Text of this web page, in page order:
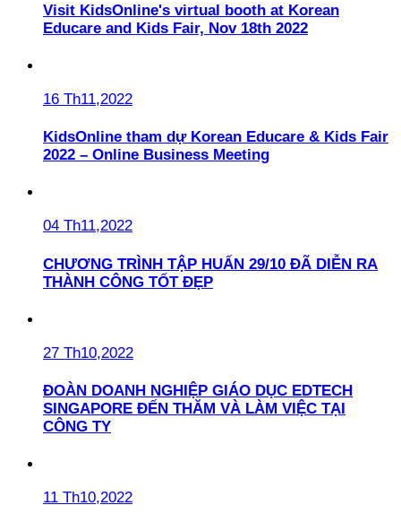
Visit KidsOnline's virtual booth at Korean
Educare and Kids Fair, Nov 18th 2022
16 Th11,2022
KidsOnline tham dự Korean Educare & Kids Fair
2022 – Online Business Meeting
04 Th11,2022
CHƯƠNG TRÌNH TẬP HUẤN 29/10 ĐÃ DIỄN RA
THÀNH CÔNG TỐT ĐẸP
27 Th10,2022
ĐOÀN DOANH NGHIỆP GIÁO DỤC EDTECH
SINGAPORE ĐẾN THĂM VÀ LÀM VIỆC TẠI
CÔNG TY
11 Th10,2022